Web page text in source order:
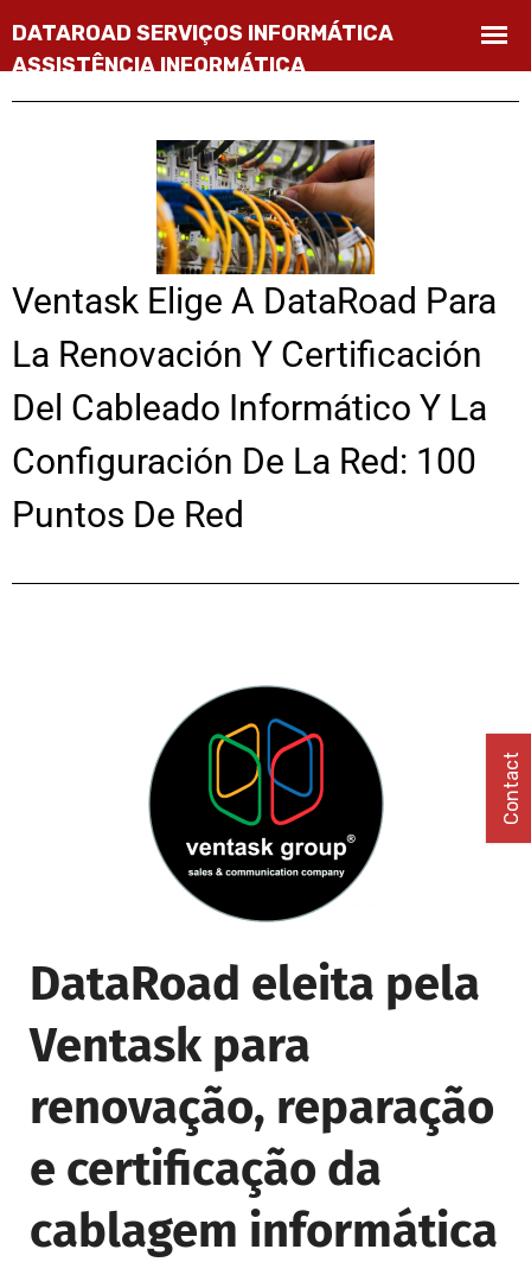
Ventask Elige A DataRoad Para
La Renovación Y Certificación
Del Cableado Informático Y La
Configuración De La Red: 100
Puntos De Red
DataRoad eleita pela
Ventask para
renovação, reparação
e certificação da
cablagem informática
Contact